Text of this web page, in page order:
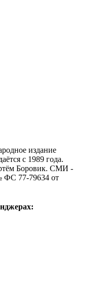
издание
с 1989 года.
Боровик. CМИ -
ФС 77-79634 от